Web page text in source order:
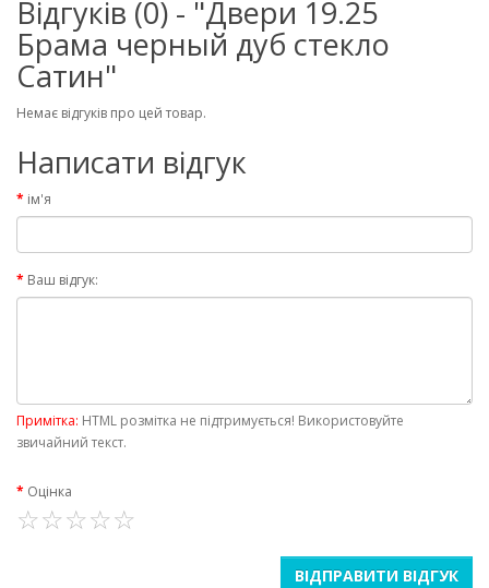
Відгуків (0) - "Двери 19.25
Брама черный дуб стекло
Сатин"
Немає відгуків про цей товар.
Написати відгук
ім'я
Ваш відгук:
Примітка: HTML розмітка не підтримується! Використовуйте
звичайний текст.
Оцінка
ВІДПРАВИТИ ВІДГУК